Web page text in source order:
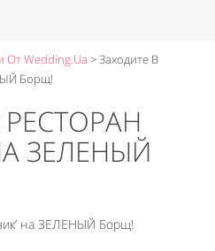
От Wedding.ua >Заходите В
Борщ!
ЗЕЛЕНЫЙ
на ЗЕЛЕНЫЙ Борщ!